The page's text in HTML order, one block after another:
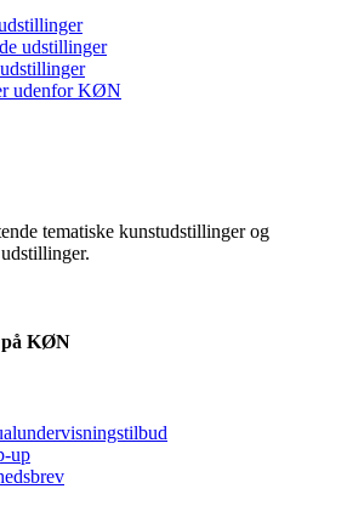
udstillinger
udenfor KØN
tematiske kunstudstillinger og
på KØN
up